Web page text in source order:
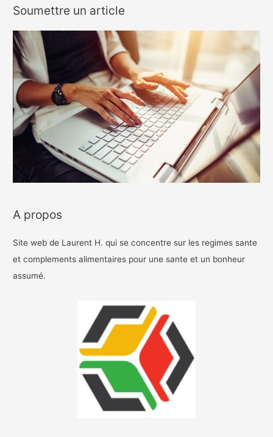
Soumettre un article
A propos
Site web de Laurent H. qui se concentre sur les regimes sante
et complements alimentaires pour une sante et un bonheur
assumé.